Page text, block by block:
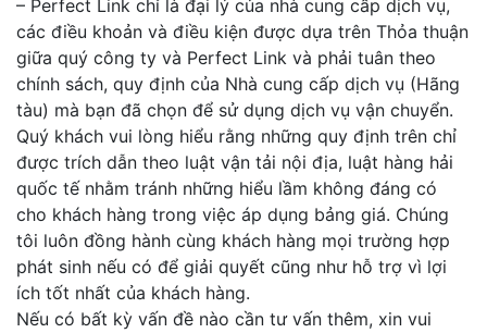
– Perfect Link chỉ là đại lý của nhà cung cấp dịch vụ,
các điều khoản và điều kiện được dựa trên Thỏa thuận
giữa quý công ty và Perfect Link và phải tuân theo
chính sách, quy định của Nhà cung cấp dịch vụ (Hãng
tàu) mà bạn đã chọn để sử dụng dịch vụ vận chuyển.
Quý khách vui lòng hiểu rằng những quy định trên chỉ
được trích dẫn theo luật vận tải nội địa, luật hàng hải
quốc tế nhằm tránh những hiểu lầm không đáng có
cho khách hàng trong việc áp dụng bảng giá. Chúng
tôi luôn đồng hành cùng khách hàng mọi trường hợp
phát sinh nếu có để giải quyết cũng như hỗ trợ vì lợi
ích tốt nhất của khách hàng.
Nếu có bất kỳ vấn đề nào cần tư vấn thêm, xin vui